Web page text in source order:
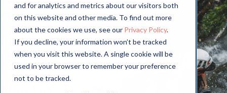
and for analytics and metrics about our visitors both
on this website and other media. To find out more
about the cookies we use, see our Privacy Policy.
If you decline, your information won’t be tracked
when you visit this website. A single cookie will be
used in your browser to remember your preference
not to be tracked.